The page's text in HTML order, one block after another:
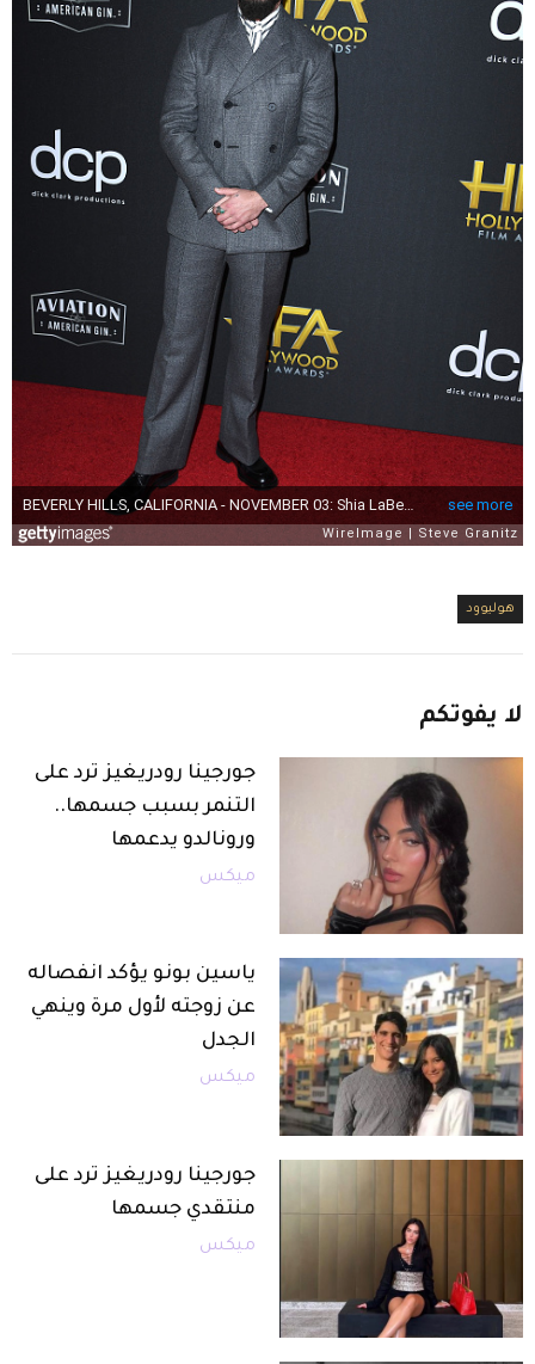
هوليوود
لا يفوتكم
جورجينا رودريغيز ترد على
التنمر بسبب جسمها..
ورونالدو يدعمها
ميكس
ياسين بونو يؤكد انفصاله
عن زوجته لأول مرة وينهي
الجدل
ميكس
جورجينا رودريغيز ترد على
منتقدي جسمها
ميكس